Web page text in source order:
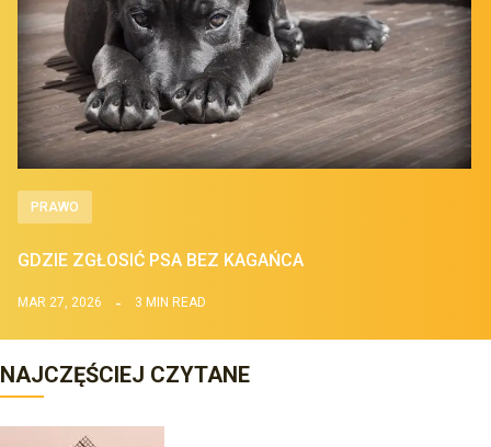
PRAWO
GDZIE ZGŁOSIĆ PSA BEZ KAGAŃCA
MAR 27, 2026 3 MIN READ
NAJCZĘŚCIEJ CZYTANE